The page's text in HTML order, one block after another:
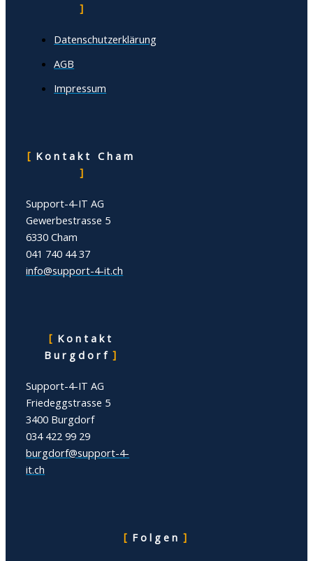
Datenschutzerklärung
AGB
Impressum
Kontakt Cham
Support-4-IT AG
Gewerbestrasse 5
6330 Cham
041 740 44 37
info@support-4-it.ch
Kontakt
Burgdorf
Support-4-IT AG
Friedeggstrasse 5
3400 Burgdorf
034 422 99 29
burgdorf@support-4-
it.ch
Folgen